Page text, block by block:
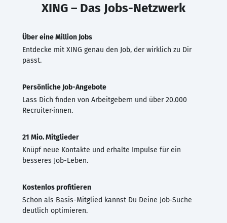
XING – Das Jobs-Netzwerk
Über eine Million Jobs
Entdecke mit XING genau den Job, der wirklich zu Dir
passt.
Persönliche Job-Angebote
Lass Dich finden von Arbeitgebern und über 20.000
Recruiter·innen.
21 Mio. Mitglieder
Knüpf neue Kontakte und erhalte Impulse für ein
besseres Job-Leben.
Kostenlos profitieren
Schon als Basis-Mitglied kannst Du Deine Job-Suche
deutlich optimieren.